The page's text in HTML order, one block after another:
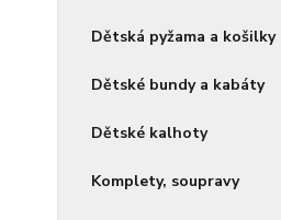
Dětská pyžama a košilky
Dětské bundy a kabáty
Dětské kalhoty
Komplety, soupravy